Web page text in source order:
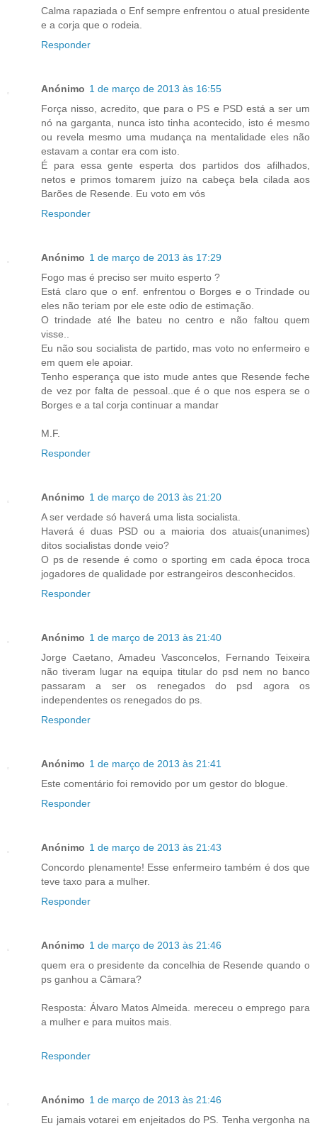
Calma rapaziada o Enf sempre enfrentou o atual presidente
e a corja que o rodeia.
Responder
Anónimo 1 de março de 2013 às 16:55
Força nisso, acredito, que para o PS e PSD está a ser um
nó na garganta, nunca isto tinha acontecido, isto é mesmo
ou revela mesmo uma mudança na mentalidade eles não
estavam a contar era com isto.
É para essa gente esperta dos partidos dos afilhados,
netos e primos tomarem juízo na cabeça bela cilada aos
Barões de Resende. Eu voto em vós
Responder
Anónimo 1 de março de 2013 às 17:29
Fogo mas é preciso ser muito esperto ?
Está claro que o enf. enfrentou o Borges e o Trindade ou
eles não teriam por ele este odio de estimação.
O trindade até lhe bateu no centro e não faltou quem
visse..
Eu não sou socialista de partido, mas voto no enfermeiro e
em quem ele apoiar.
Tenho esperança que isto mude antes que Resende feche
de vez por falta de pessoal..que é o que nos espera se o
Borges e a tal corja continuar a mandar
M.F.
Responder
Anónimo 1 de março de 2013 às 21:20
A ser verdade só haverá uma lista socialista.
Haverá é duas PSD ou a maioria dos atuais(unanimes)
ditos socialistas donde veio?
O ps de resende é como o sporting em cada época troca
jogadores de qualidade por estrangeiros desconhecidos.
Responder
Anónimo 1 de março de 2013 às 21:40
Jorge Caetano, Amadeu Vasconcelos, Fernando Teixeira
não tiveram lugar na equipa titular do psd nem no banco
passaram a ser os renegados do psd agora os
independentes os renegados do ps.
Responder
Anónimo 1 de março de 2013 às 21:41
Este comentário foi removido por um gestor do blogue.
Responder
Anónimo 1 de março de 2013 às 21:43
Concordo plenamente! Esse enfermeiro também é dos que
teve taxo para a mulher.
Responder
Anónimo 1 de março de 2013 às 21:46
quem era o presidente da concelhia de Resende quando o
ps ganhou a Câmara?
Resposta: Álvaro Matos Almeida. mereceu o emprego para
a mulher e para muitos mais.
Responder
Anónimo 1 de março de 2013 às 21:46
Eu jamais votarei em enjeitados do PS. Tenha vergonha na